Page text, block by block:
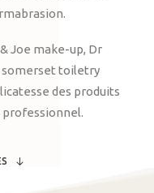
Joe make-up, Dr
somerset toiletry
des produits